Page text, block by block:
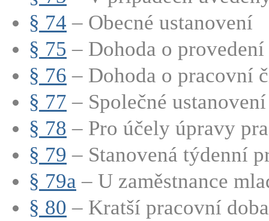
§ 74 – Obecné ustanovení
§ 75 – Dohoda o provedení
§ 76 – Dohoda o pracovní
§ 77 – Společné ustanovení
§ 78 – Pro účely úpravy
§ 79 – Stanovená týdenní
§ 79a – U zaměstnance
§ 80 – Kratší pracovní doba